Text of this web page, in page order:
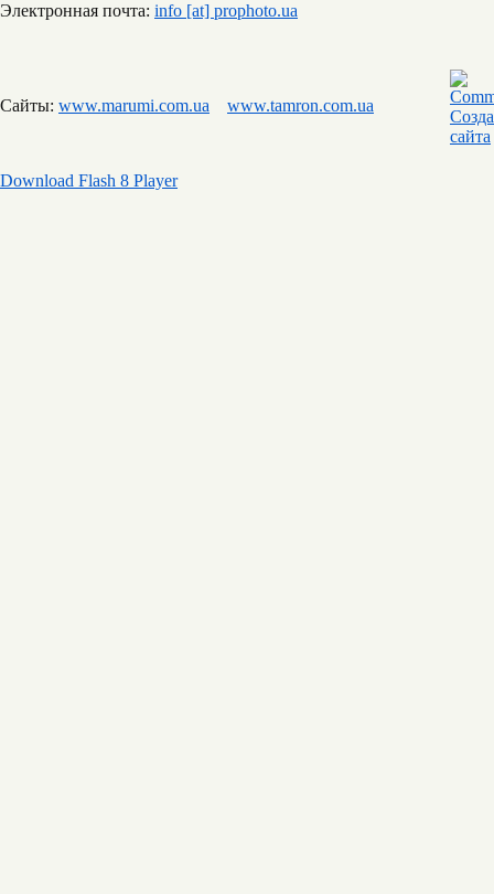
Электронная почта: info [at] prophoto.ua
Сайты: www.marumi.com.ua www.tamron.com.ua
Download Flash 8 Player